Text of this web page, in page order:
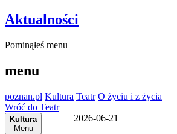
Aktualności
Pominąłeś menu
menu
poznan.pl Kultura Teatr O życiu i z życia
Wróć do Teatr
Kultura
Menu
2026-06-21